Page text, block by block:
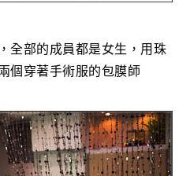
全部的成員都是女生，用珠
個穿著手術服的包膜師